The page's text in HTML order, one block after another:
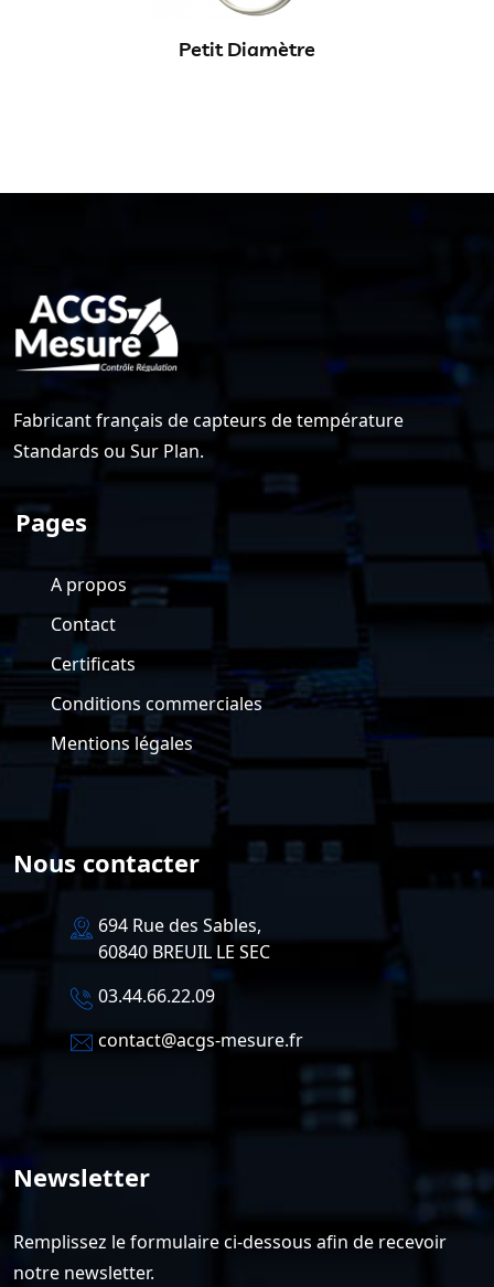
Petit Diamètre
Fabricant français de capteurs de température
Standards ou Sur Plan.
Pages
A propos
Contact
Certificats
Conditions commerciales
Mentions légales
Nous contacter
694 Rue des Sables,
60840 BREUIL LE SEC
03.44.66.22.09
contact@acgs-mesure.fr
Newsletter
Remplissez le formulaire ci-dessous afin de recevoir
notre newsletter.